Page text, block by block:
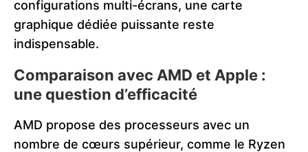
configurations multi-écrans, une carte
graphique dédiée puissante reste
indispensable.
Comparaison avec AMD et Apple :
une question d’efficacité
AMD propose des processeurs avec un
nombre de cœurs supérieur, comme le Ryzen